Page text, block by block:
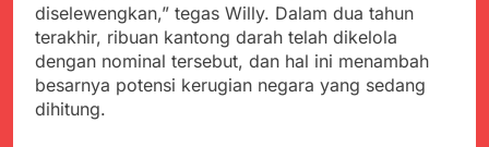
diselewengkan,” tegas Willy. Dalam dua tahun
terakhir, ribuan kantong darah telah dikelola
dengan nominal tersebut, dan hal ini menambah
besarnya potensi kerugian negara yang sedang
dihitung.